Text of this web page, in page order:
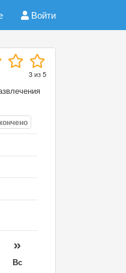
Войти
3из5
»
Вс